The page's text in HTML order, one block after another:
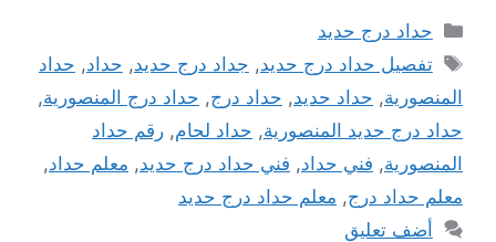
التصنيفات
حداد درج حديد
الوسوم
تفصيل حداد درج حديد, جداد درج حديد, حداد, حداد
المنصورية, حداد حديد, حداد درج, حداد درج المنصورية,
حداد درج حديد المنصورية, حداد لحام, رقم حداد
المنصورية, فني حداد, فني حداد درج حديد, معلم حداد,
معلم حداد درج, معلم حداد درج حديد
أضف تعليق